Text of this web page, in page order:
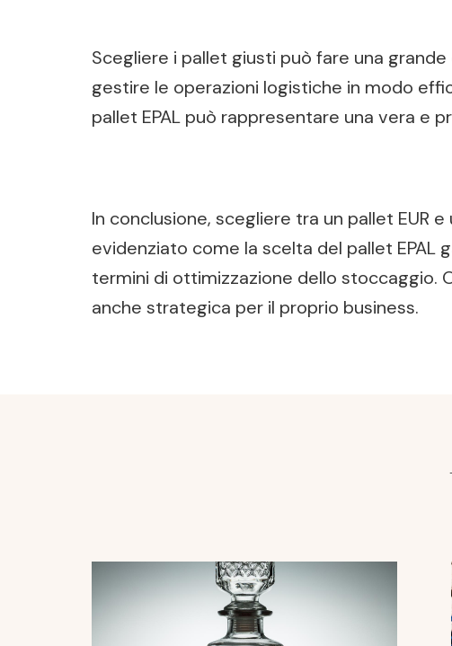
Scegliere i pallet giusti può fare una
gestire le operazioni logistiche in modo
pallet EPAL può rappresentare una vera e
In conclusione, scegliere tra un pallet EUR
evidenziato come la scelta del pallet EPAL
termini di ottimizzazione dello stoccaggio.
anche strategica per il proprio business.